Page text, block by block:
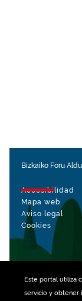
Este portal utiliza
servicio y obtener
Bizkaiko Foru
Accesibilidad
Mapa web
Aviso legal
Cookies